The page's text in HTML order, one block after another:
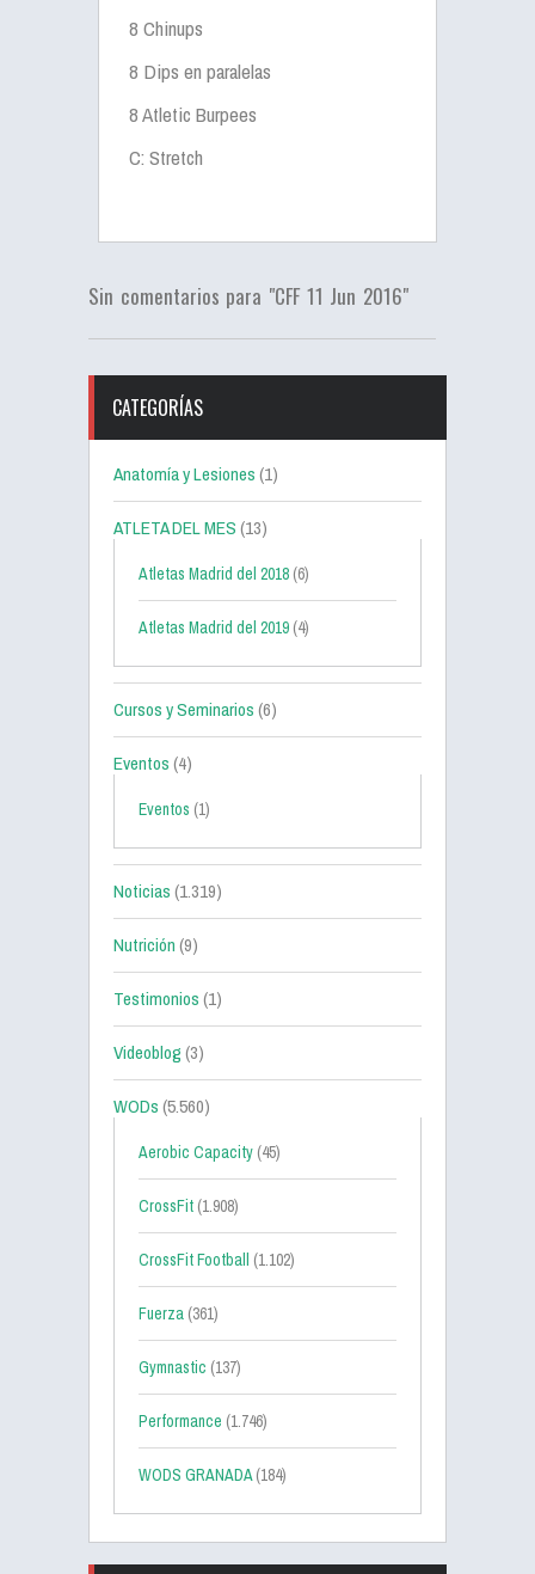
8 Chinups
8 Dips en paralelas
8 Atletic Burpees
C: Stretch
Sin comentarios para "CFF 11 Jun 2016"
CATEGORÍAS
Anatomía y Lesiones(1)
ATLETA DEL MES(13)
Atletas Madrid del 2018 (6)
Atletas Madrid del 2019 (4)
Cursos y Seminarios(6)
Eventos(4)
Eventos (1)
Noticias(1.319)
Nutrición(9)
Testimonios(1)
Videoblog(3)
WODs(5.560)
Aerobic Capacity (45)
CrossFit (1.908)
CrossFit Football (1.102)
Fuerza (361)
Gymnastic (137)
Performance (1.746)
WODS GRANADA(184)